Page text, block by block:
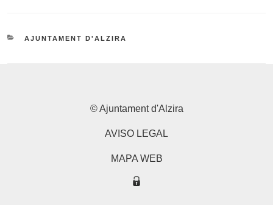
CATEGORIES
AJUNTAMENT D'ALZIRA
© Ajuntament d'Alzira
AVISO LEGAL
MAPA WEB